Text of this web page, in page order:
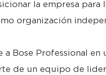
la empresa
organización
Bose Professional
de un equipo de